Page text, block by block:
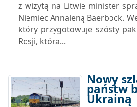
z wizytą na Litwie minister
Niemiec Annaleną Baerbock.
który przygotowuje szósty
Rosji, która...
Nowy
państw
Ukrainą